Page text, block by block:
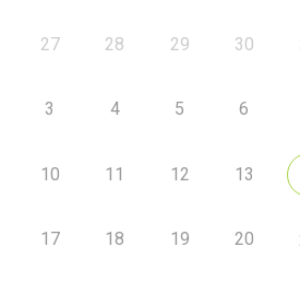
27 28 29 30
3 4 5 6
10 11 12 13
17 18 19 20